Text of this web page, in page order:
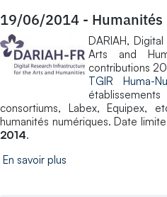
19/06/2014 -
DARIAH,
Arts and
contributions
TGIR Huma-
consortiums, Labex, Equipex,
humanités numériques. Date
2014.
En savoir plus